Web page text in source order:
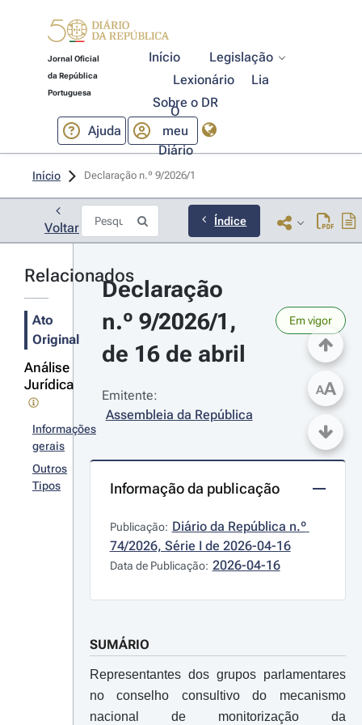
Jornal Oficial
da República
Portuguesa
Início
Legislação
Lexionário
Lia
Sobre o DR
Ajuda
O
meu
Diário
Início Declaração n.º 9/2026/1
Voltar Índice
Relacionados
Ato
Original
Análise
Jurídica
Informações
gerais
Outros
Tipos
Declaração
n.º 9/2026/1,
de 16 de abril
Em vigor
Emitente:
Assembleia da República
Informação da publicação
Publicação: Diário da República n.º
74/2026, Série I de 2026-04-16
Data de Publicação: 2026-04-16
SUMÁRIO
Representantes dos grupos parlamentares
no conselho consultivo do mecanismo
nacional de monitorização da
AA